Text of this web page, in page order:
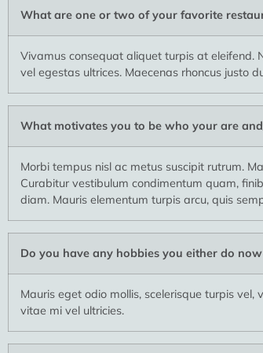
What are one or two of your favorite
Vivamus consequat aliquet turpis at eleifend.
vel egestas ultrices. Maecenas rhoncus justo
What motivates you to be who your are
Morbi tempus nisl ac metus suscipit rutrum.
Curabitur vestibulum condimentum quam,
diam. Mauris elementum turpis arcu, quis
Do you have any hobbies you either do
Mauris eget odio mollis, scelerisque turpis
vitae mi vel ultricies.